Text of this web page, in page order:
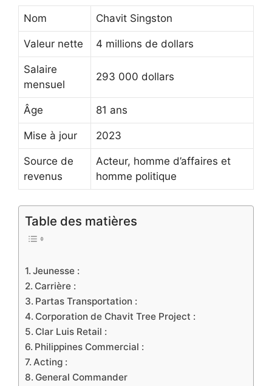
Nom Chavit Singston
Valeur nette 4 millions de dollars
Salaire
mensuel
293 000 dollars
Âge 81 ans
Mise à jour 2023
Source de
revenus
Acteur, homme d’affaires et
homme politique
Table des matières
Jeunesse :
Carrière :
Partas Transportation :
Corporation de Chavit Tree Project :
Clar Luis Retail :
Philippines Commercial :
Acting :
General Commander